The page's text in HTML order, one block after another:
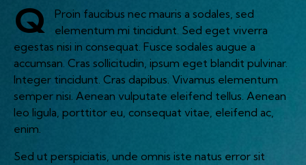
Q
Proin faucibus nec mauris a sodales, sed
elementum mi tincidunt. Sed eget viverra
egestas nisi in consequat. Fusce sodales augue a
accumsan. Cras sollicitudin, ipsum eget blandit pulvinar.
Integer tincidunt. Cras dapibus. Vivamus elementum
semper nisi. Aenean vulputate eleifend tellus. Aenean
leo ligula, porttitor eu, consequat vitae, eleifend ac,
enim.
Sed ut perspiciatis, unde omnis iste natus error sit